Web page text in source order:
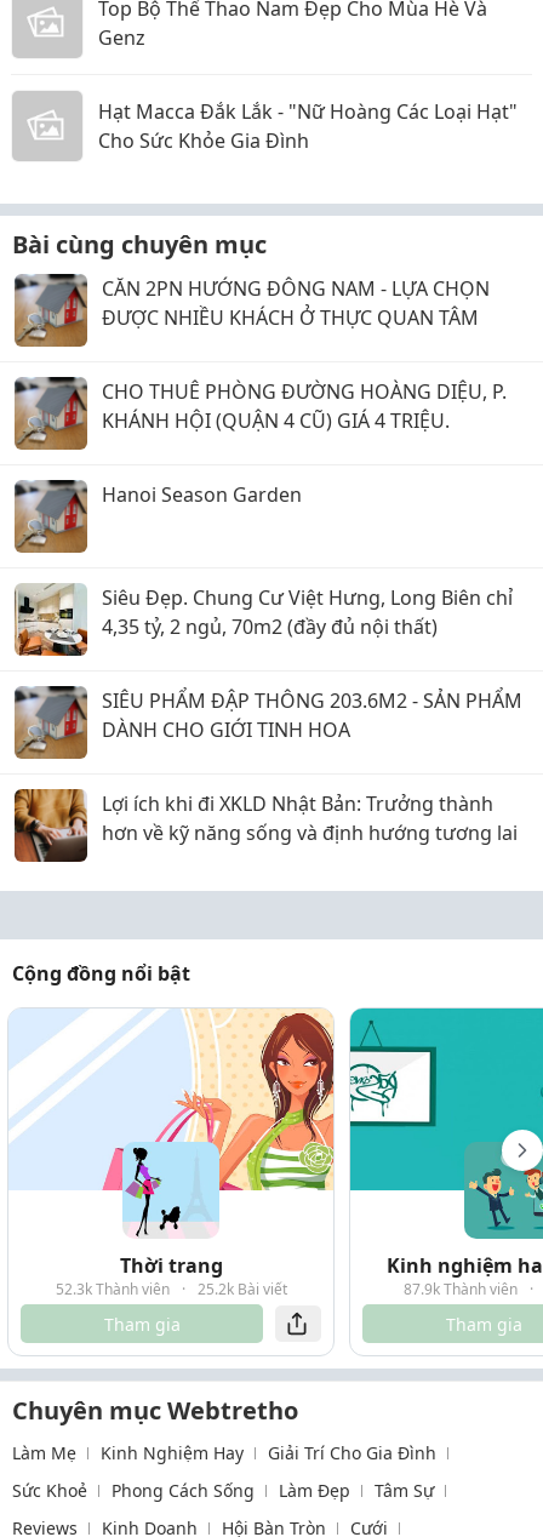
Top Bộ Thể Thao Nam Đẹp Cho Mùa Hè Và
Genz
Hạt Macca Đắk Lắk - "Nữ Hoàng Các Loại Hạt"
Cho Sức Khỏe Gia Đình
Bài cùng chuyên mục
CĂN 2PN HƯỚNG ĐÔNG NAM - LỰA CHỌN
ĐƯỢC NHIỀU KHÁCH Ở THỰC QUAN TÂM
CHO THUÊ PHÒNG ĐƯỜNG HOÀNG DIỆU, P.
KHÁNH HỘI (QUẬN 4 CŨ) GIÁ 4 TRIỆU.
Hanoi Season Garden
Siêu Đẹp. Chung Cư Việt Hưng, Long Biên chỉ
4,35 tỷ, 2 ngủ, 70m2 (đầy đủ nội thất)
SIÊU PHẨM ĐẬP THÔNG 203.6M2 - SẢN PHẨM
DÀNH CHO GIỚI TINH HOA
Lợi ích khi đi XKLD Nhật Bản: Trưởng thành
hơn về kỹ năng sống và định hướng tương lai
Cộng đồng nổi bật
Thời trang
52.3k Thành viên · 25.2k Bài viết
Tham gia
Kinh nghiệm
87.9k Thành viên ·
Tham gia
Chuyên mục Webtretho
Làm Mẹ Kinh Nghiệm Hay
Giải Trí Cho Gia Đình
Sức Khoẻ
Phong Cách Sống Làm Đẹp
Tâm Sự
Reviews
Kinh Doanh Hội Bàn Tròn Cưới